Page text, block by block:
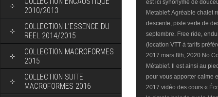
2010/2013
COLLECTION L’ESSENCE DU
REEL 2014/2015
COLLECTION MACROFORMES
2015
COLLECTION SUITE
MACROFORMES 2016